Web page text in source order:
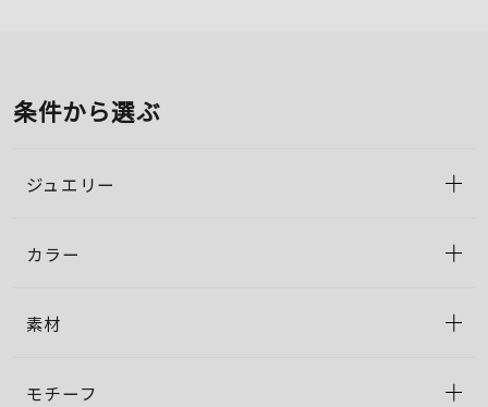
条件から選ぶ
ジュエリー
カラー
素材
モチーフ